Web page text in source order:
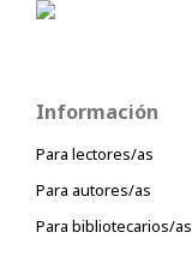
Información
Para lectores/as
Para autores/as
Para bibliotecarios/as